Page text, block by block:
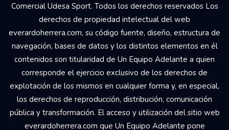
Comercial Udesa Sport. Todos los derechos reservados Los
derechos de propiedad intelectual del web
everardoherrera.com, su código fuente, diseño, estructura de
navegación, bases de datos y los distintos elementos en él
contenidos son titularidad de Un Equipo Adelante a quien
corresponde el ejercicio exclusivo de los derechos de
explotación de los mismos en cualquier forma y, en especial,
los derechos de reproducción, distribución, comunicación
pública y transformación. El acceso y utilización del sitio web
everardoherrera.com que Un Equipo Adelante pone